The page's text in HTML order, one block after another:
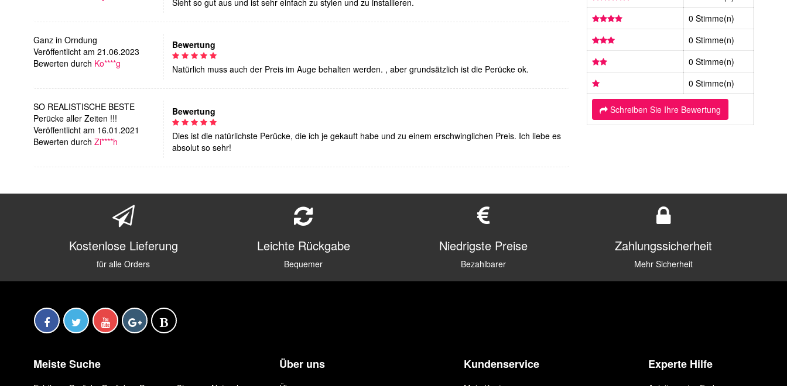
Ganz in Orndung
Veröffentlicht am 21.06.2023
Bewerten durch Ko****g
Bewertung
Natürlich muss auch der Preis im Auge behalten werden. , aber grundsätzlich ist die Perücke ok.
SO REALISTISCHE BESTE
Perücke aller Zeiten !!!
Veröffentlicht am 16.01.2021
Bewerten durch Zi****h
Bewertung
Dies ist die natürlichste Perücke, die ich je gekauft habe und zu einem erschwinglichen Preis. Ich liebe es
absolut so sehr!
0 Stimme(n)
0 Stimme(n)
0 Stimme(n)
0 Stimme(n)
Schreiben Sie Ihre Bewertung
Kostenlose Lieferung
für alle Orders
Leichte Rückgabe
Bequemer
Niedrigste Preise
Bezahlbarer
Zahlungssicherheit
Mehr Sicherheit
Meiste Suche Über uns Kundenservice Experte Hilfe